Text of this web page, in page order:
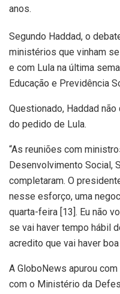
anos.
Segundo Haddad, o
ministérios que vinham
e com Lula na última
Educação e Previdência
Questionado, Haddad
do pedido de Lula.
“As reuniões com
Desenvolvimento Social,
completaram. O
nesse esforço, uma
quarta-feira [13]. Eu não
se vai haver tempo hábil
acredito que vai haver
A GloboNews apurou
com o Ministério da